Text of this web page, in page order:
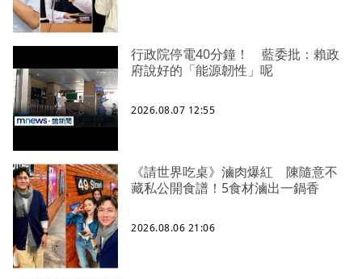
行政院停電40分鐘！ 藍委批：賴政
府說好的「能源韌性」呢
2026.08.07 12:55
《請世界吃桌》滷肉爆紅 陳隨意不
藏私公開食譜！5食材滷出一鍋香
2026.08.06 21:06